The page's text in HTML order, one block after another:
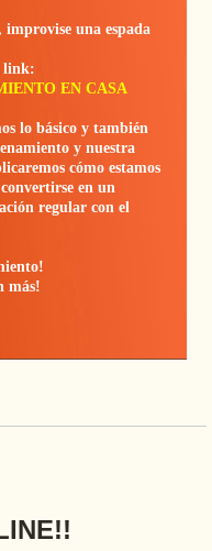
una espada
link:
EN CASA
lo básico y también
y nuestra
cómo estamos
en un
regular con el
más!